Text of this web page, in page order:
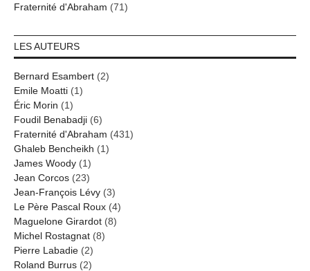
Fraternité d'Abraham (71)
LES AUTEURS
Bernard Esambert (2)
Emile Moatti (1)
Éric Morin (1)
Foudil Benabadji (6)
Fraternité d'Abraham (431)
Ghaleb Bencheikh (1)
James Woody (1)
Jean Corcos (23)
Jean-François Lévy (3)
Le Père Pascal Roux (4)
Maguelone Girardot (8)
Michel Rostagnat (8)
Pierre Labadie (2)
Roland Burrus (2)